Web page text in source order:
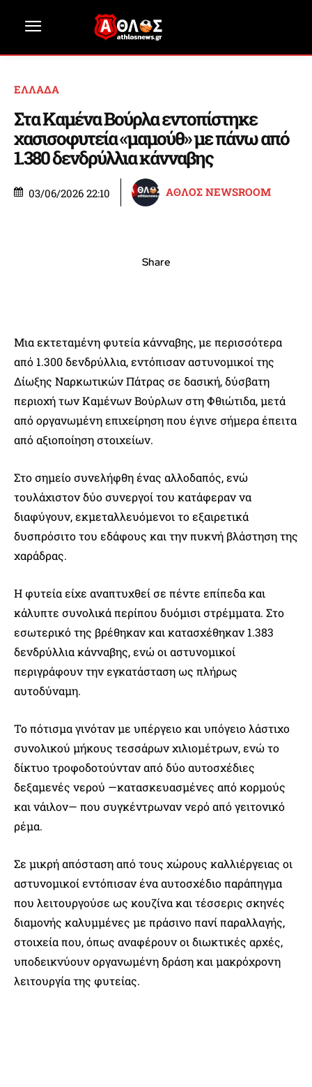
ΕΛΛΑΔΑ
Στα Καμένα Βούρλα εντοπίστηκε
χασισοφυτεία «μαμούθ» με πάνω από
1.380 δενδρύλλια κάνναβης
03/06/2026 22:10 ΑΘΛΟΣ NEWSROOM
Share
Μια εκτεταμένη φυτεία κάνναβης, με περισσότερα
από 1.300 δενδρύλλια, εντόπισαν αστυνομικοί της
Δίωξης Ναρκωτικών Πάτρας σε δασική, δύσβατη
περιοχή των Καμένων Βούρλων στη Φθιώτιδα, μετά
από οργανωμένη επιχείρηση που έγινε σήμερα έπειτα
από αξιοποίηση στοιχείων.
Στο σημείο συνελήφθη ένας αλλοδαπός, ενώ
τουλάχιστον δύο συνεργοί του κατάφεραν να
διαφύγουν, εκμεταλλευόμενοι το εξαιρετικά
δυσπρόσιτο του εδάφους και την πυκνή βλάστηση της
χαράδρας.
Η φυτεία είχε αναπτυχθεί σε πέντε επίπεδα και
κάλυπτε συνολικά περίπου δυόμισι στρέμματα. Στο
εσωτερικό της βρέθηκαν και κατασχέθηκαν 1.383
δενδρύλλια κάνναβης, ενώ οι αστυνομικοί
περιγράφουν την εγκατάσταση ως πλήρως
αυτοδύναμη.
Το πότισμα γινόταν με υπέργειο και υπόγειο λάστιχο
συνολικού μήκους τεσσάρων χιλιομέτρων, ενώ το
δίκτυο τροφοδοτούνταν από δύο αυτοσχέδιες
δεξαμενές νερού —κατασκευασμένες από κορμούς
και νάιλον— που συγκέντρωναν νερό από γειτονικό
ρέμα.
Σε μικρή απόσταση από τους χώρους καλλιέργειας οι
αστυνομικοί εντόπισαν ένα αυτοσχέδιο παράπηγμα
που λειτουργούσε ως κουζίνα και τέσσερις σκηνές
διαμονής καλυμμένες με πράσινο πανί παραλλαγής,
στοιχεία που, όπως αναφέρουν οι διωκτικές αρχές,
υποδεικνύουν οργανωμένη δράση και μακρόχρονη
λειτουργία της φυτείας.